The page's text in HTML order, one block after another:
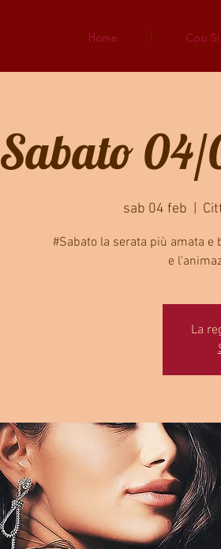
Home Cosi
Sabato 04/
sab 04 feb
#Sabato la serata più amata
e
La